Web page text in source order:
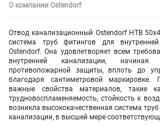
О компании Ostendorf
Отвод канализационный Ostendorf HTB
система труб фитингов для
Ostendorf. Она удовлетворяет всем
внутренней канализации,
противопожарной защиты, вплоть до
благодаря сантиметровой
важные свойства материалов, такие
трудновоспламеняемость, стойкость к
возникла высококачественная система
канализации, в высшей мере